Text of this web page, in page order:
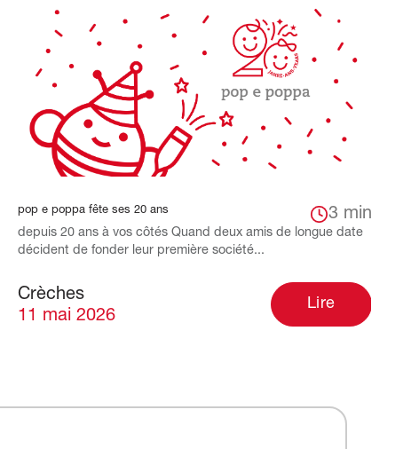
pop e poppa fête ses 20 ans 3 min
depuis 20 ans à vos côtés Quand deux amis de longue date
décident de fonder leur première société...
Crèches
11 mai 2026
Lire